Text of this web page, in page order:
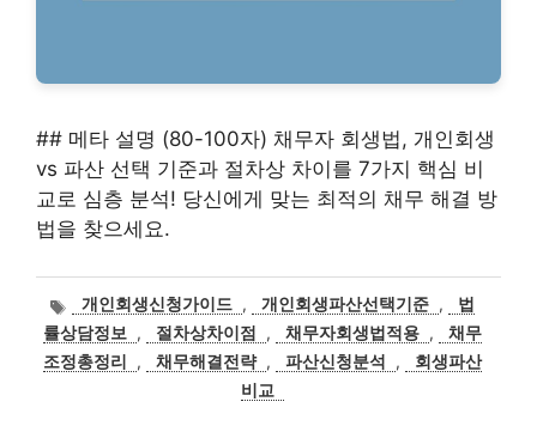
## 메타 설명 (80-100자) 채무자 회생법, 개인회생
vs 파산 선택 기준과 절차상 차이를 7가지 핵심 비
교로 심층 분석! 당신에게 맞는 최적의 채무 해결 방
법을 찾으세요.
태
그
개인회생신청가이드 , 개인회생파산선택기준 ,
법
률상담정보
, 절차상차이점 , 채무자회생법적용 ,
채무
조정총정리
, 채무해결전략 , 파산신청분석 ,
회생파산
비교